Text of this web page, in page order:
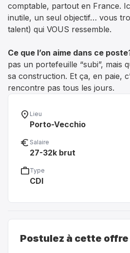
comptable, partout en France.
inutile, un seul objectif… vous
talent) qui VOUS ressemble.
Ce que l’on aime dans ce
pas un portefeuille “subi”, mais
sa construction. Et ça, en paie,
rencontre pas tous les jours.
location_on Lieu
Porto-Vecchio
euro_symbol Salaire
27-32k brut
workType
CDI
Postulez à cette offre